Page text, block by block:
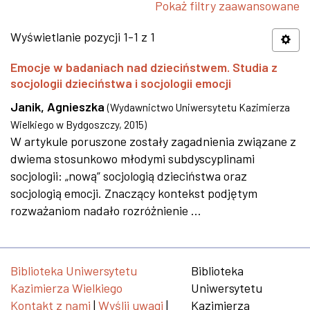
Pokaż filtry zaawansowane
Wyświetlanie pozycji 1-1 z 1
Emocje w badaniach nad dzieciństwem. Studia z
socjologii dzieciństwa i socjologii emocji
Janik, Agnieszka (Wydawnictwo Uniwersytetu Kazimierza
Wielkiego w Bydgoszczy, 2015)
W artykule poruszone zostały zagadnienia związane z
dwiema stosunkowo młodymi subdyscyplinami
socjologii: „nową” socjologią dzieciństwa oraz
socjologią emocji. Znaczący kontekst podjętym
rozważaniom nadało rozróżnienie ...
Biblioteka Uniwersytetu
Kazimierza Wielkiego
Kontakt z nami | Wyślij uwagi |
Biblioteka
Uniwersytetu
Kazimierza